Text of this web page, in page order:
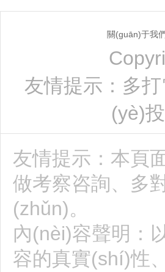
關(guān)于我
友情提示：多
(yè)
友情提示：本頁
做考察咨詢、多
(zhǔn)。
內(nèi)容聲明：
容的真實(shí)性